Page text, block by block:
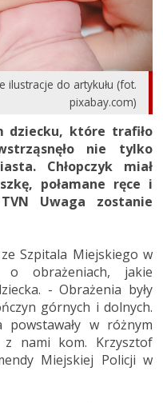
ilustracje do artykułu (fot.
pixabay.com)
dziecku, które trafiło
nie tylko
Chłopczyk miał
połamane ręce i
Uwaga zostanie
Szpitala Miejskiego w
o obrażeniach, jakie
- Obrażenia były
górnych i dolnych.
powstawały w różnym
nami kom. Krzysztof
Miejskiej Policji w